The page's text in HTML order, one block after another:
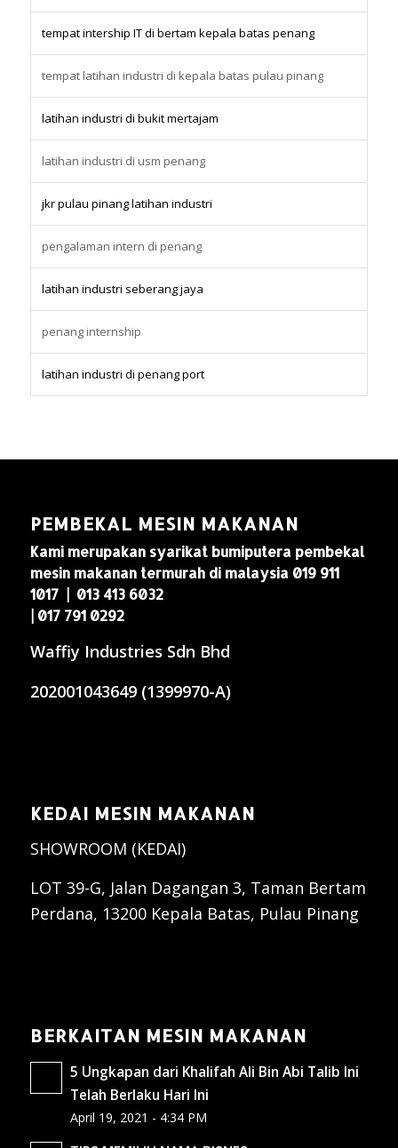
tempat intership IT di bertam kepala batas penang
tempat latihan industri di kepala batas pulau pinang
latihan industri di bukit mertajam
latihan industri di usm penang
jkr pulau pinang latihan industri
pengalaman intern di penang
latihan industri seberang jaya
penang internship
latihan industri di penang port
PEMBEKAL MESIN MAKANAN
Kami merupakan syarikat bumiputera pembekal
mesin makanan termurah di malaysia 019 911
1017 | 013 413 6032
| 017 791 0292
Waffiy Industries Sdn Bhd
202001043649 (1399970-A)
KEDAI MESIN MAKANAN
SHOWROOM (KEDAI)
LOT 39-G, Jalan Dagangan 3, Taman Bertam
Perdana, 13200 Kepala Batas, Pulau Pinang
BERKAITAN MESIN MAKANAN
5 Ungkapan dari Khalifah Ali Bin Abi Talib Ini
Telah Berlaku Hari Ini
April 19, 2021 - 4:34 PM